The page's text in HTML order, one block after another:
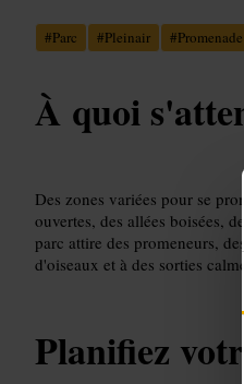
#Parc #Pleinair #Promenade
À quoi
Des zones variées pour se
ouvertes, des allées boisées,
parc attire des promeneurs,
d'oiseaux et à des sorties
Planifiez